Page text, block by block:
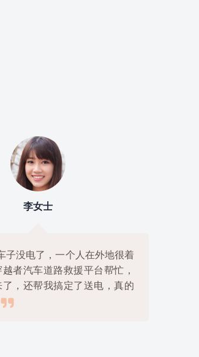
宋女士
山区开车走错了路，走到无人
雨天，幸好穿越者汽车道路
话后立刻派人来支援，真是
